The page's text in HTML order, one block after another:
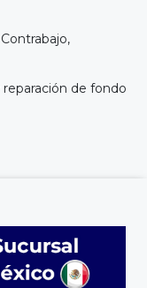
de fondo